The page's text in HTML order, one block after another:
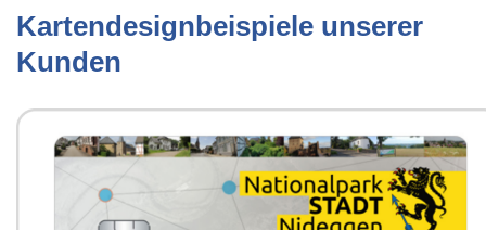
Kartendesignbeispiele unserer
Kunden